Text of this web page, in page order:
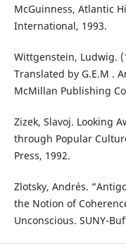
McGuinness, Atlantic
International, 1993.
Wittgenstein, Ludwig.
Translated by G.E.M .
McMillan Publishing
Zizek, Slavoj. Looking
through Popular
Press, 1992.
Zlotsky, Andrés.
the Notion of
Unconscious. SUNY-